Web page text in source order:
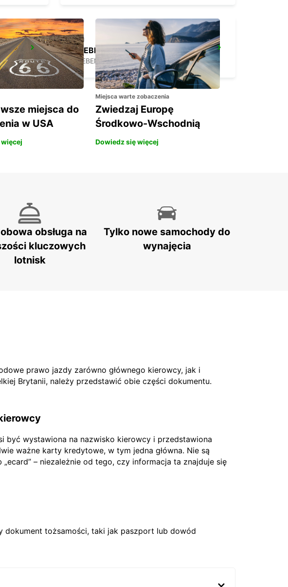
DUEBENDORF AMAG
DUEBENDORF - SWITZERLAND
miejsca do
w USA
Miejsca warte zobaczenia
Zwiedzaj Europę
Środkowo-Wschodnią
Dowiedz się więcej
obsługa na
kluczowych
lotnisk
Tylko nowe samochody do
wynajęcia
prawo jazdy zarówno głównego kierowcy, jak i
Brytanii, należy przedstawić obie części dokumentu.
być wystawiona na nazwisko kierowcy i przedstawiona
ważne karty kredytowe, w tym jedna główna. Nie są
„ecard” – niezależnie od tego, czy informacja ta znajduje się
dokument tożsamości, taki jak paszport lub dowód